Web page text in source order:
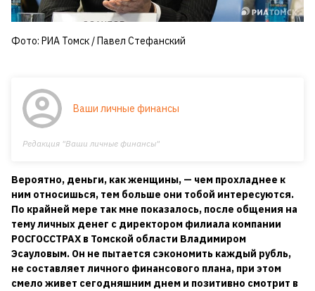
Фото: РИА Томск / Павел Стефанский
Ваши личные финансы
Редакция "Ваши личные финансы"
Вероятно, деньги, как женщины, — чем прохладнее к
ним относишься, тем больше они тобой интересуются.
По крайней мере так мне показалось, после общения на
тему личных денег с директором филиала компании
РОСГОССТРАХ в Томской области Владимиром
Эсауловым. Он не пытается сэкономить каждый рубль,
не составляет личного финансового плана, при этом
смело живет сегодняшним днем и позитивно смотрит в